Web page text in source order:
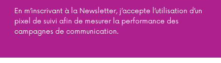
En m’inscrivant à la Newsletter, j’accepte l’utilisation d’un
pixel de suivi afin de mesurer la performance des
campagnes de communication.